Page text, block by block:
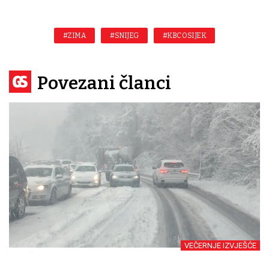
#ZIMA #SNIJEG #KBC OSIJEK
Povezani članci
VEČERNJE IZVJEŠĆE